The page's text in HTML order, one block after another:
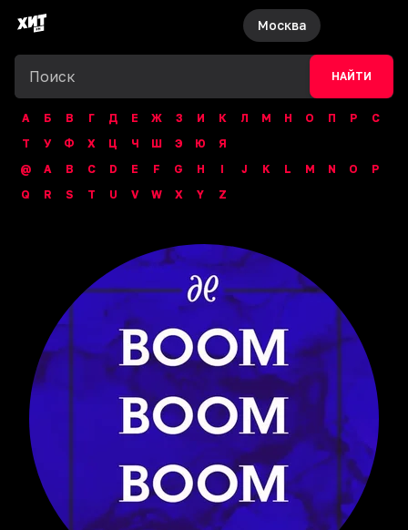
Москва
НАЙТИ
А Б В Г Д Е Ж З И К Л М Н О П Р
С
Т
У Ф Х Ц Ч Ш Э Ю
Я
@
A B C D E F G H I J K L M N O
P
Q
R S T U V W X Y Z